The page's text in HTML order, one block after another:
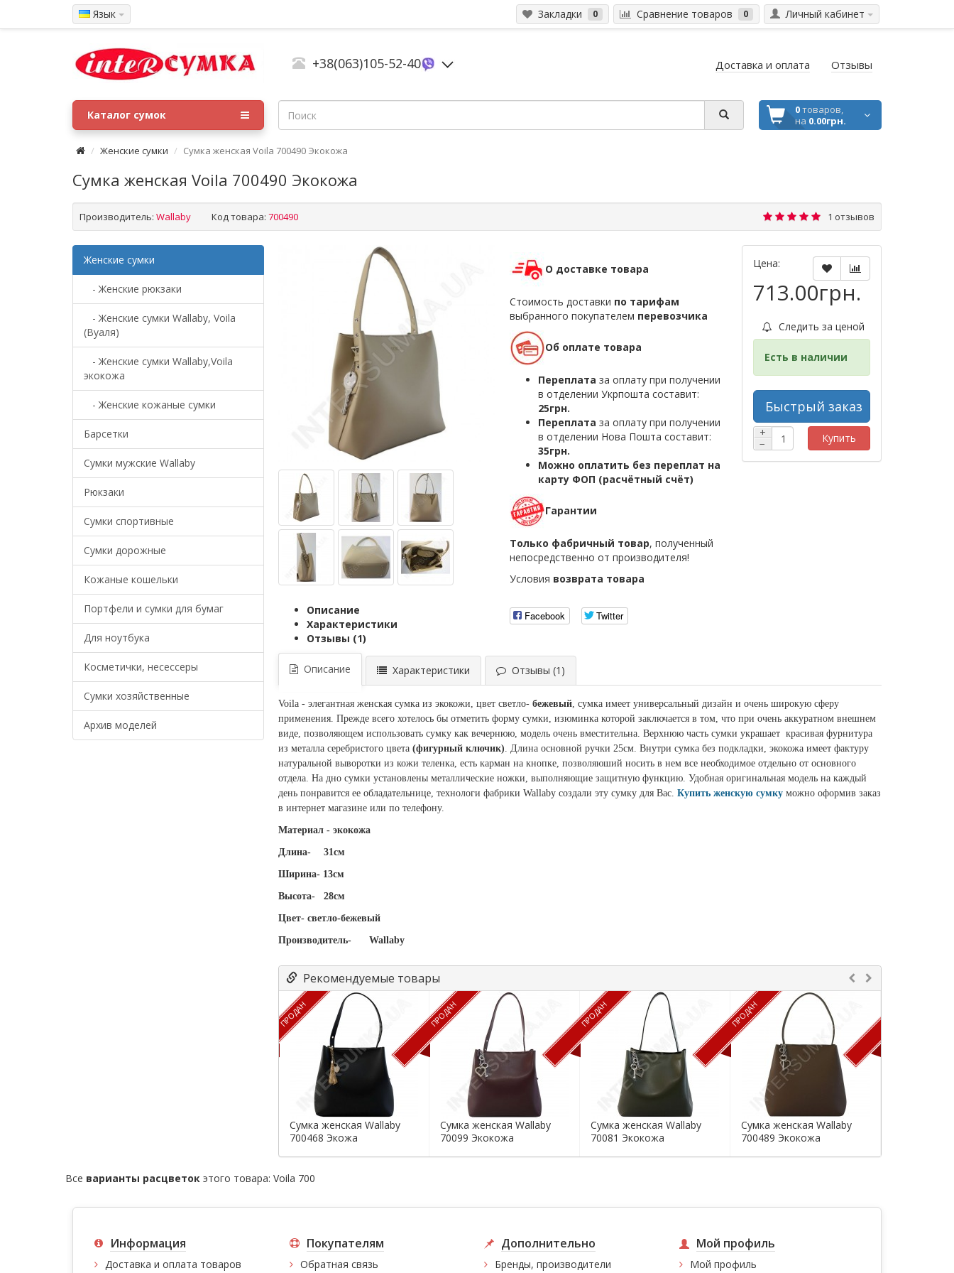
Язык Закладки 0 Сравнение товаров 0 Личный кабинет
+38(063)105-52-40 Доставка и оплата Отзывы
0товаров,
на 0.00грн.
Каталог сумок
Женские сумки Сумка женская Voila 700490 Экокожа
Сумка женская Voila 700490 Экокожа
Производитель: Wallaby Код товара: 700490 1 отзывов
Женские сумки
- Женские рюкзаки
- Женские сумки Wallaby, Voila
(Вуаля)
- Женские сумки Wallaby,Voila
экокожа
- Женские кожаные сумки
Барсетки
Cумки мужские Wallaby
Рюкзаки
Сумки спортивные
Сумки дорожные
Кожаные кошельки
Портфели и сумки для бумаг
Для ноутбука
Косметички, несессеры
Сумки хозяйственные
Архив моделей
Описание
Характеристики
Отзывы (1)
О доставке товара
Стоимость доставки по тарифам
выбранного покупателем перевозчика
Об оплате товара
Переплата за оплату при получении
в отделении Укрпошта составит:
25грн.
Переплата за оплату при получении
в отделении Нова Пошта составит:
35грн.
Можно оплатить без переплат на
карту ФОП (расчётный счёт)
Гарантии
Только фабричный товар, полученный
непосредственно от производителя!
Условия возврата товара
Facebook Twitter
Цена:
713.00грн.
Следить за ценой
Есть в наличии
Быстрый заказ
+
−
Купить
Описание Характеристики Отзывы (1)
Voila - элегантная женская сумка из экокожи, цвет светло- бежевый, сумка имеет универсальный дизайн и очень широкую сферу
применения. Прежде всего хотелось бы отметить форму сумки, изюминка которой заключается в том, что при очень аккуратном внешнем
виде, позволяющем использовать сумку как вечернюю, модель очень вместительна. Верхнюю часть сумки украшает красивая фурнитура
из металла серебристого цвета (фигурный ключик). Длина основной ручки 25см. Внутри сумка без подкладки, экокожа имеет фактуру
натуральной выворотки из кожи теленка, есть карман на кнопке, позволяюший носить в нем все необходимое отдельно от основного
отдела. На дно сумки установлены металлические ножки, выполняющие защитную функцию. Удобная оригинальная модель на каждый
день понравится ее обладательнице, технологи фабрики Wallaby создали эту сумку для Вас. Купить женскую сумку можно оформив заказ
в интернет магазине или по телефону.
Материал - экокожа
Длина- 31см
Ширина- 13см
Высота- 28см
Цвет- светло-бежевый
Производитель- Wallaby
Рекомендуемые товары
ПРОДАН
Сумка женская Wallaby
700468 Экожа
ПРОДАН
Сумка женская Wallaby
70099 Экокожа
ПРОДАН
Сумка женская Wallaby
70081 Экокожа
ПРОДАН
Сумка женская Wallaby
700489 Экокожа
ПРОДАН
Все варианты расцветок этого товара: Voila 700
Информация
Доставка и оплата товаров
Покупателям
Обратная связь
Дополнительно
Бренды, производители
Мой профиль
Мой профиль